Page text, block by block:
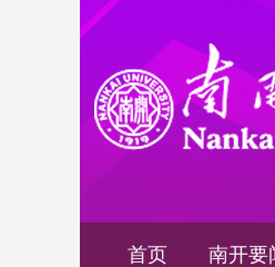
首页 南开要